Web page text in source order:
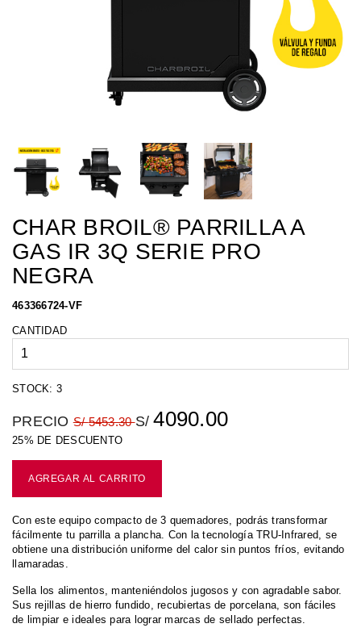
CHAR BROIL® PARRILLA A
GAS IR 3Q SERIE PRO
NEGRA
463366724-VF
CANTIDAD
STOCK: 3
PRECIO S/5453.30S/4090.00
25% DE DESCUENTO
AGREGAR AL CARRITO
Con este equipo compacto de 3 quemadores, podrás transformar
fácilmente tu parrilla a plancha. Con la tecnología TRU-Infrared, se
obtiene una distribución uniforme del calor sin puntos fríos, evitando
llamaradas.
Sella los alimentos, manteniéndolos jugosos y con agradable sabor.
Sus rejillas de hierro fundido, recubiertas de porcelana, son fáciles
de limpiar e ideales para lograr marcas de sellado perfectas.